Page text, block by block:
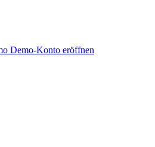
Demo-Konto eröffnen